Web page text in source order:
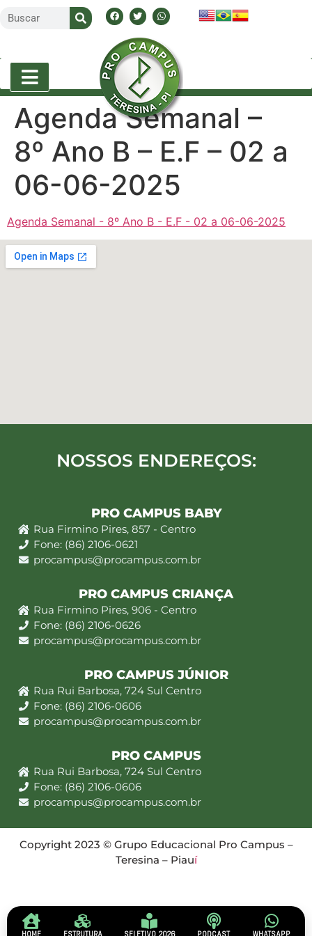
Agenda Semanal –
8º Ano B – E.F – 02 a
06-06-2025
Agenda Semanal - 8º Ano B - E.F - 02 a 06-06-2025
NOSSOS ENDEREÇOS:
PRO CAMPUS BABY
Rua Firmino Pires, 857 - Centro
Fone: (86) 2106-0621
procampus@procampus.com.br
PRO CAMPUS CRIANÇA
Rua Firmino Pires, 906 - Centro
Fone: (86) 2106-0626
procampus@procampus.com.br
PRO CAMPUS JÚNIOR
Rua Rui Barbosa, 724 Sul Centro
Fone: (86) 2106-0606
procampus@procampus.com.br
PRO CAMPUS
Rua Rui Barbosa, 724 Sul Centro
Fone: (86) 2106-0606
procampus@procampus.com.br
Copyright 2023 © Grupo Educacional Pro Campus –
Teresina – Piauí
HOME ESTRUTURA SELETIVO 2026 PODCAST WHATSAPP